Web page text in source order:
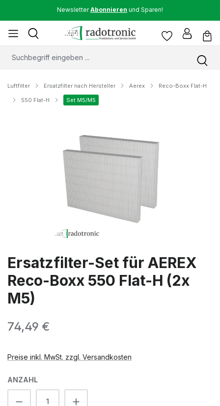
NewsletterAbonnieren und Sparen!
Luftfilter Ersatzfilter nach Hersteller Aerex Reco-Boxx Flat-H
550 Flat-H Set M5/M5
Bildergalerie überspringen
Ersatzfilter-Set für AEREX
Reco-Boxx 550 Flat-H (2x
M5)
Regulärer Preis:
74,49 €
Preise inkl. MwSt. zzgl. Versandkosten
ANZAHL
Produkt Anzahl: Gib den gewünschten